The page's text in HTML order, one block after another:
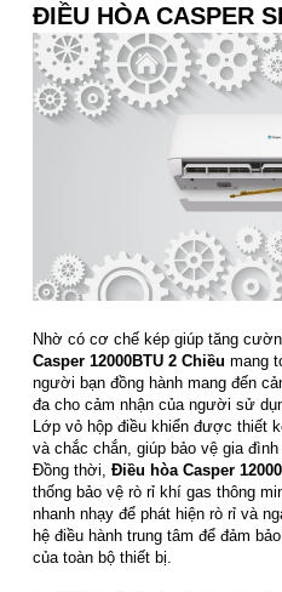
ĐIỀU HÒA CASPER
Nhờ có cơ chế kép giúp tăng
Casper 12000BTU 2 Chiều mang
người bạn đồng hành mang đến
đa cho cảm nhận của người sử
Lớp vỏ hộp điều khiển được thiết
và chắc chắn, giúp bảo vệ gia
Đồng thời, Điều hòa Casper
thống bảo vệ rò rỉ khí gas thông
nhanh nhạy để phát hiện rò rỉ và
hệ điều hành trung tâm để đảm
của toàn bộ thiết bị.